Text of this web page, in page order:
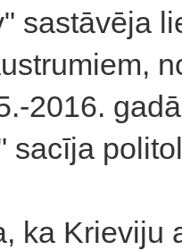
sastāvēja
2016.
sacīja
ka Krieviju